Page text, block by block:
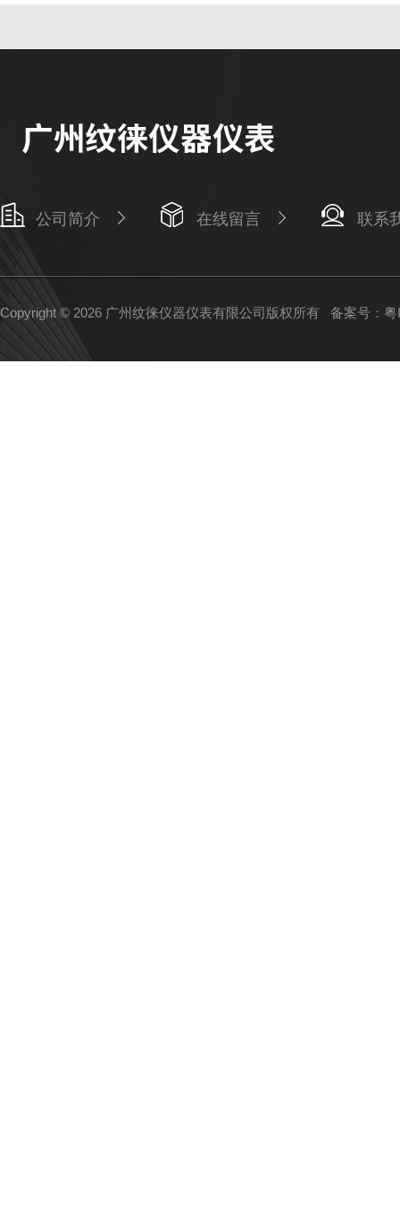
公司简介 在线留言 联系
Copyright © 2026 广州纹徕仪器仪表有限公司版权所有 备案号：